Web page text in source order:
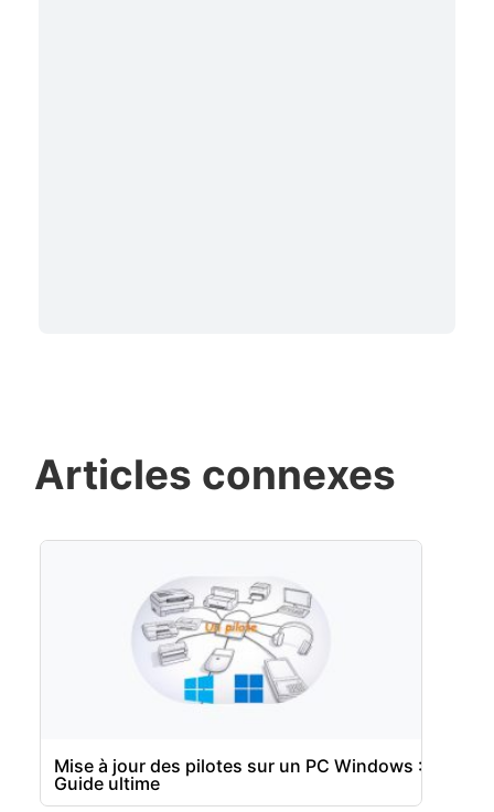
Articles connexes
Mise à jour des pilotes sur un PC Windows :
Guide ultime